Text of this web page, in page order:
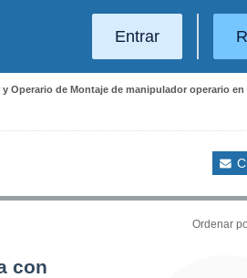
Entrar
Operario de Montaje de manipulador operario en
Ordenar
con